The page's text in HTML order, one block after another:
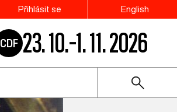
Přihlásit se English
CDF 23. 10.–1. 11. 2026